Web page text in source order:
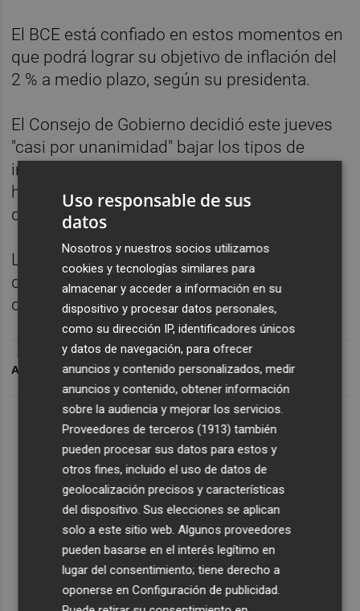
El BCE está confiado en estos momentos en
que podrá lograr su objetivo de inflación del
2 % a medio plazo, según su presidenta.
El Consejo de Gobierno decidió este jueves
"casi por unanimidad" bajar los tipos de
interés en un cuarto de punto porcentual,
hasta el 2 %, y "sólo un miembro no apoyó la
decisión", según Lagarde.
La moneda única se cambió en una banda
de fluctuación entre 1,1406 y 1,1493
dólares.
ARCHIVADO EN CHRISTINE LAGARDE EURO BOLSA
Uso responsable de sus
datos
Nosotros y nuestros socios utilizamos
cookies y tecnologías similares para
almacenar y acceder a información en su
dispositivo y procesar datos personales,
como su dirección IP, identificadores únicos
y datos de navegación, para ofrecer
anuncios y contenido personalizados, medir
anuncios y contenido, obtener información
sobre la audiencia y mejorar los servicios.
Proveedores de terceros (1913) también
pueden procesar sus datos para estos y
otros fines, incluido el uso de datos de
geolocalización precisos y características
del dispositivo. Sus elecciones se aplican
solo a este sitio web. Algunos proveedores
pueden basarse en el interés legítimo en
lugar del consentimiento; tiene derecho a
oponerse enConfiguración de publicidad